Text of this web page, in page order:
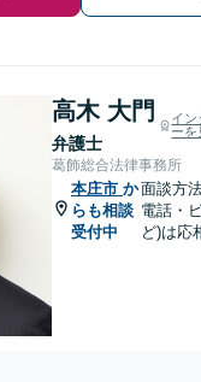
高木 大門
弁護士
イン
ーを
葛飾総合法律事務所
本庄市 か
らも相談
受付中
面談方
電話・
ど)は応